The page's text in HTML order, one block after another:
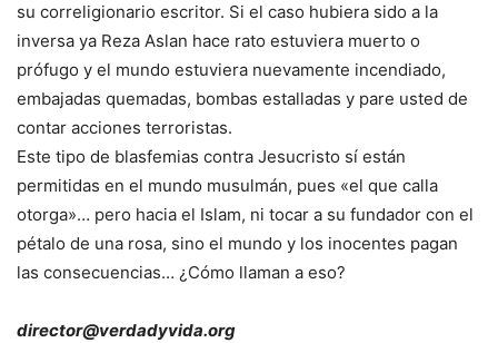
su correligionario escritor. Si el caso hubiera sido a la
inversa ya Reza Aslan hace rato estuviera muerto o
prófugo y el mundo estuviera nuevamente incendiado,
embajadas quemadas, bombas estalladas y pare usted de
contar acciones terroristas.
Este tipo de blasfemias contra Jesucristo sí están
permitidas en el mundo musulmán, pues «el que calla
otorga»… pero hacia el Islam, ni tocar a su fundador con el
pétalo de una rosa, sino el mundo y los inocentes pagan
las consecuencias… ¿Cómo llaman a eso?
director@verdadyvida.org